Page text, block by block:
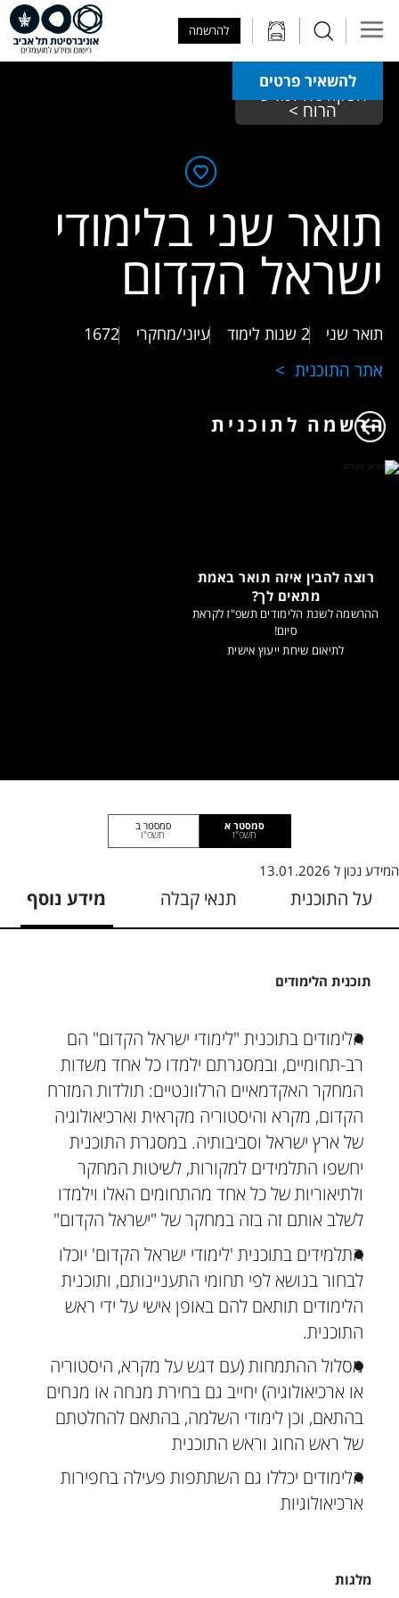
להרשמה
להשאיר פרטים
הפקולטה למדעי
הרוח >
תואר שני בלימודי
ישראל הקדום
תואר שני 2 שנות לימוד עיוני/מחקרי 1672
אתר התוכנית
הרשמה לתוכנית
רוצה להבין איזה תואר באמת
מתאים לך?
ההרשמה לשנת הלימודים תשפ"ז לקראת
סיום!
לתיאום שיחת ייעוץ אישית
סמסטר א
תשפ"ז
סמסטר ב
תשפ"ו
המידע נכון ל 13.01.2026
על התוכנית תנאי קבלה מידע נוסף
תוכנית הלימודים
הלימודים בתוכנית "לימודי ישראל הקדום" הם
רב-תחומיים, ובמסגרתם ילמדו כל אחד משדות
המחקר האקדמאיים הרלוונטיים: תולדות המזרח
הקדום, מקרא והיסטוריה מקראית וארכיאולוגיה
של ארץ ישראל וסביבותיה. במסגרת התוכנית
יחשפו התלמידים למקורות, לשיטות המחקר
ולתיאוריות של כל אחד מהתחומים האלו וילמדו
לשלב אותם זה בזה במחקר של "ישראל הקדום"
התלמידים בתוכנית 'לימודי ישראל הקדום' יוכלו
לבחור בנושא לפי תחומי התעניינותם, ותוכנית
הלימודים תותאם להם באופן אישי על ידי ראש
התוכנית.
מסלול ההתמחות (עם דגש על מקרא, היסטוריה
או ארכיאולוגיה) יחייב גם בחירת מנחה או מנחים
בהתאם, וכן לימודי השלמה, בהתאם להחלטתם
של ראש החוג וראש התוכנית
הלימודים יכללו גם השתתפות פעילה בחפירות
ארכיאולוגיות
מלגות